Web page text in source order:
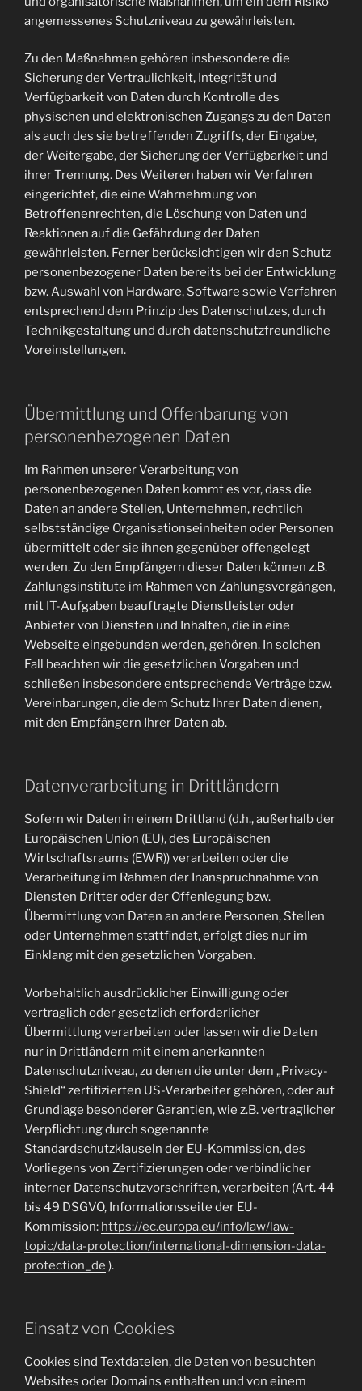
angemessenes Schutzniveau zu gewährleisten.
Zu den Maßnahmen gehören insbesondere die
Sicherung der Vertraulichkeit, Integrität und
Verfügbarkeit von Daten durch Kontrolle des
physischen und elektronischen Zugangs zu den Daten
als auch des sie betreffenden Zugriffs, der Eingabe,
der Weitergabe, der Sicherung der Verfügbarkeit und
ihrer Trennung. Des Weiteren haben wir Verfahren
eingerichtet, die eine Wahrnehmung von
Betroffenenrechten, die Löschung von Daten und
Reaktionen auf die Gefährdung der Daten
gewährleisten. Ferner berücksichtigen wir den Schutz
personenbezogener Daten bereits bei der Entwicklung
bzw. Auswahl von Hardware, Software sowie Verfahren
entsprechend dem Prinzip des Datenschutzes, durch
Technikgestaltung und durch datenschutzfreundliche
Voreinstellungen.
Übermittlung und Offenbarung von
personenbezogenen Daten
Im Rahmen unserer Verarbeitung von
personenbezogenen Daten kommt es vor, dass die
Daten an andere Stellen, Unternehmen, rechtlich
selbstständige Organisationseinheiten oder Personen
übermittelt oder sie ihnen gegenüber offengelegt
werden. Zu den Empfängern dieser Daten können z.B.
Zahlungsinstitute im Rahmen von Zahlungsvorgängen,
mit IT-Aufgaben beauftragte Dienstleister oder
Anbieter von Diensten und Inhalten, die in eine
Webseite eingebunden werden, gehören. In solchen
Fall beachten wir die gesetzlichen Vorgaben und
schließen insbesondere entsprechende Verträge bzw.
Vereinbarungen, die dem Schutz Ihrer Daten dienen,
mit den Empfängern Ihrer Daten ab.
Datenverarbeitung in Drittländern
Sofern wir Daten in einem Drittland (d.h., außerhalb der
Europäischen Union (EU), des Europäischen
Wirtschaftsraums (EWR)) verarbeiten oder die
Verarbeitung im Rahmen der Inanspruchnahme von
Diensten Dritter oder der Offenlegung bzw.
Übermittlung von Daten an andere Personen, Stellen
oder Unternehmen stattfindet, erfolgt dies nur im
Einklang mit den gesetzlichen Vorgaben.
Vorbehaltlich ausdrücklicher Einwilligung oder
vertraglich oder gesetzlich erforderlicher
Übermittlung verarbeiten oder lassen wir die Daten
nur in Drittländern mit einem anerkannten
Datenschutzniveau, zu denen die unter dem „Privacy-
Shield“ zertifizierten US-Verarbeiter gehören, oder auf
Grundlage besonderer Garantien, wie z.B. vertraglicher
Verpflichtung durch sogenannte
Standardschutzklauseln der EU-Kommission, des
Vorliegens von Zertifizierungen oder verbindlicher
interner Datenschutzvorschriften, verarbeiten (Art. 44
bis 49 DSGVO, Informationsseite der EU-
Kommission: https://ec.europa.eu/info/law/law-
topic/data-protection/international-dimension-data-
protection_de ).
Einsatz von Cookies
Cookies sind Textdateien, die Daten von besuchten
Websites oder Domains enthalten und von einem